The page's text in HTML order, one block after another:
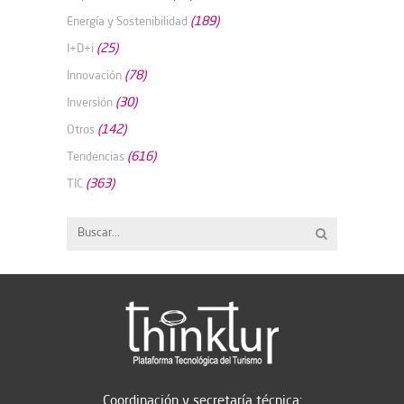
Energía y Sostenibilidad (189)
I+D+i (25)
Innovación (78)
Inversión (30)
Otros (142)
Tendencias (616)
TIC (363)
Coordinación y secretaría técnica: